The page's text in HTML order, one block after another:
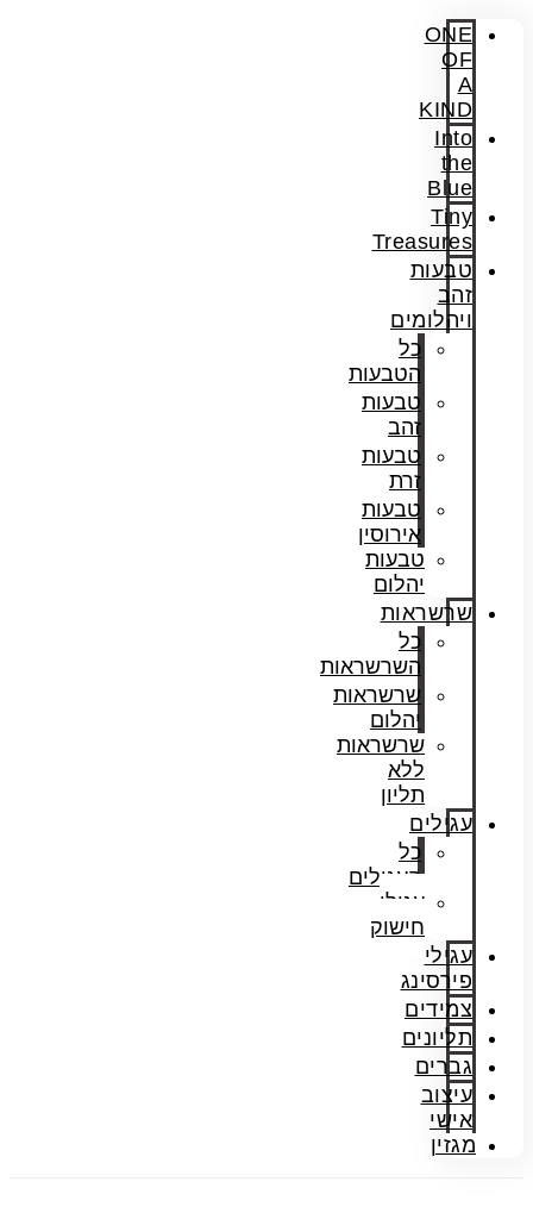
ONE
OF
A
KIND
Into
the
Blue
Tiny
Treasures
טבעות
זהב
ויהלומים
כל
הטבעות
טבעות
זהב
טבעות
זרת
טבעות
אירוסין
טבעות
יהלום
שרשראות
כל
השרשראות
שרשראות
יהלום
שרשראות
ללא
תליון
עגילים
כל
העגילים
עגילי
חישוק
עגילי
פירסינג
צמידים
תליונים
גברים
עיצוב
אישי
מגזין